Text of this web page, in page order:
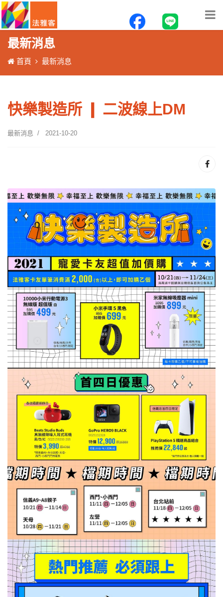
最新消息
首頁 最新消息
快樂製造所 ❙ 二波線上DM
最新消息 2021-10-20